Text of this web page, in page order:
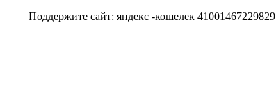
Поддержите сайт: яндекс -кошелек 41001467229829